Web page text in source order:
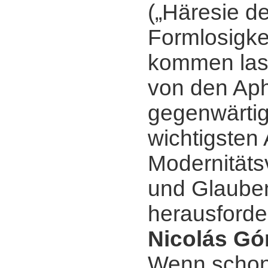
(„Häresie
kommen
von den
wichtigsten
und
Nicolás